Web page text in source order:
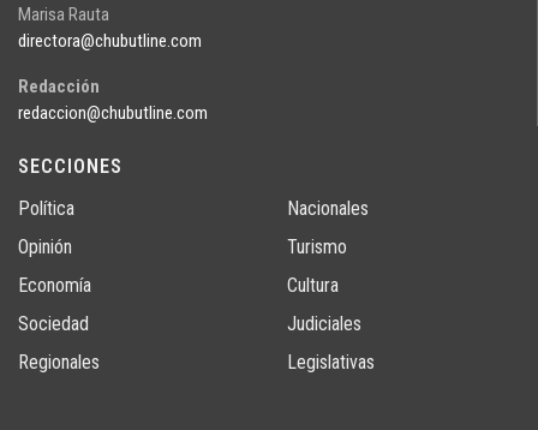
Marisa Rauta
directora@chubutline.com
Redacción
redaccion@chubutline.com
SECCIONES
Política
Opinión
Economía
Sociedad
Regionales
Nacionales
Turismo
Cultura
Judiciales
Legislativas